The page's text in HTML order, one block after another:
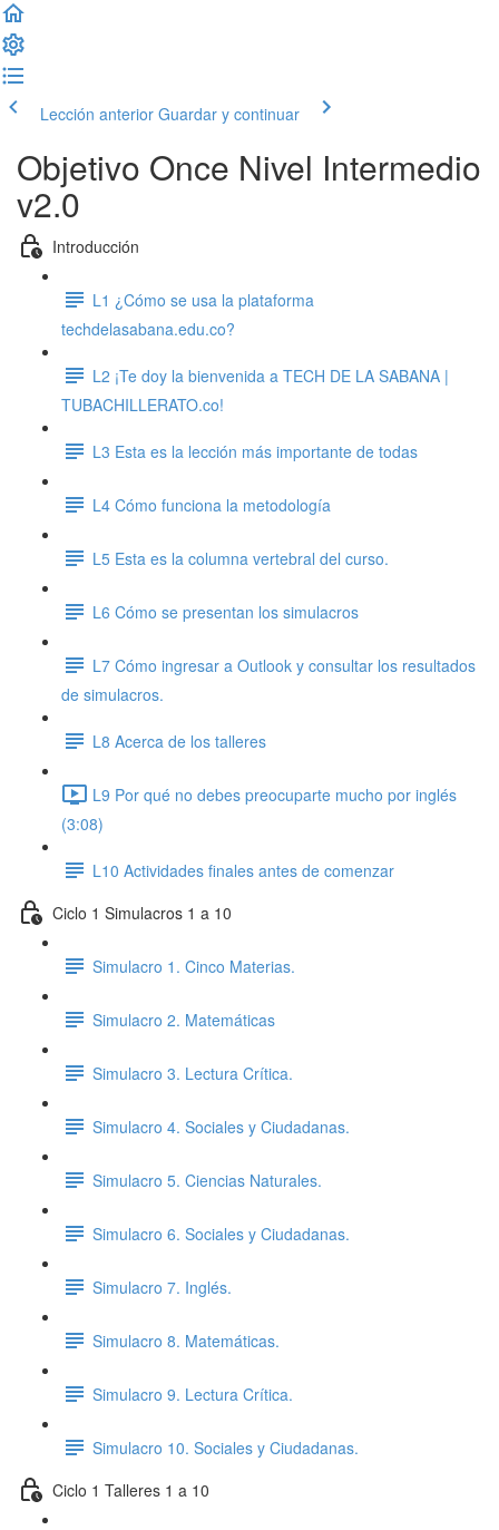
Lección anterior Guardar y continuar
Objetivo Once Nivel Intermedio
v2.0
Introducción
L1 ¿Cómo se usa la plataforma
techdelasabana.edu.co?
L2 ¡Te doy la bienvenida a TECH DE LA SABANA |
TUBACHILLERATO.co!
L3 Esta es la lección más importante de todas
L4 Cómo funciona la metodología
L5 Esta es la columna vertebral del curso.
L6 Cómo se presentan los simulacros
L7 Cómo ingresar a Outlook y consultar los resultados
de simulacros.
L8 Acerca de los talleres
L9 Por qué no debes preocuparte mucho por inglés
(3:08)
L10 Actividades finales antes de comenzar
Ciclo 1 Simulacros 1 a 10
Simulacro 1. Cinco Materias.
Simulacro 2. Matemáticas
Simulacro 3. Lectura Crítica.
Simulacro 4. Sociales y Ciudadanas.
Simulacro 5. Ciencias Naturales.
Simulacro 6. Sociales y Ciudadanas.
Simulacro 7. Inglés.
Simulacro 8. Matemáticas.
Simulacro 9. Lectura Crítica.
Simulacro 10. Sociales y Ciudadanas.
Ciclo 1 Talleres 1 a 10